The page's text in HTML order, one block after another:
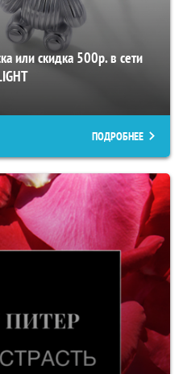
или скидка 500р. в сети
ПОДРОБНЕЕ